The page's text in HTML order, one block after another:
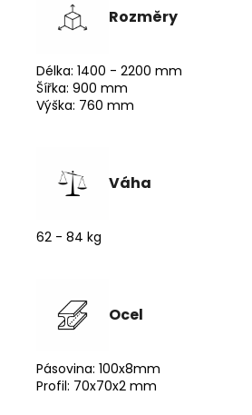
Rozměry
Délka: 1400 - 2200 mm
Šířka: 900 mm
Výška: 760 mm
Váha
62 - 84 kg
Ocel
Pásovina: 100x8mm
Profil: 70x70x2 mm